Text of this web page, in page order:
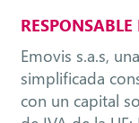
Emovis s.a.s,
simplificada
con un capital